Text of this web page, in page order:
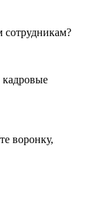
сотрудникам?
кадровые
воронку,